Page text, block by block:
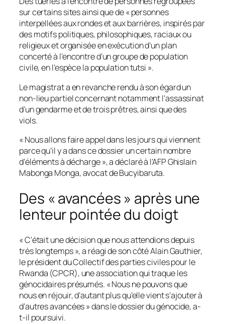
sur certains sites ainsi que de « personnes
interpellées aux rondes et aux barrières, inspirés par
des motifs politiques, philosophiques, raciaux ou
religieux et organisée en exécution d’un plan
concerté à l’encontre d’un groupe de population
civile, en l’espèce la population tutsi ».
Le magistrat a en revanche rendu à son égard un
non-lieu partiel concernant notamment l’assassinat
d’un gendarme et de trois prêtres, ainsi que des
viols.
« Nous allons faire appel dans les jours qui viennent
parce qu’il y a dans ce dossier un certain nombre
d’éléments à décharge », a déclaré à l’AFP Ghislain
Mabonga Monga, avocat de Bucyibaruta.
Des « avancées » après une
lenteur pointée du doigt
« C’était une décision que nous attendions depuis
très longtemps », a réagi de son côté Alain Gauthier,
le président du Collectif des parties civiles pour le
Rwanda (CPCR), une association qui traque les
génocidaires présumés. « Nous ne pouvons que
nous en réjouir, d’autant plus qu’elle vient s’ajouter à
d’autres avancées » dans le dossier du génocide, a-
t-il poursuivi.